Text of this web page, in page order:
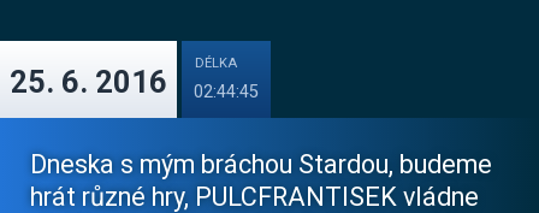
25. 6. 2016
DÉLKA
02:44:45
Dneska s mým bráchou Stardou, budeme
hrát různé hry, PULCFRANTISEK vládne